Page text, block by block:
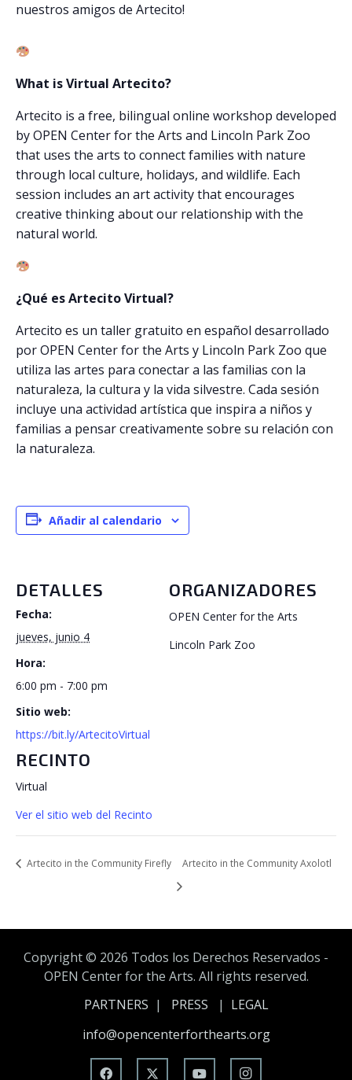
nuestros amigos de Artecito!
What is Virtual Artecito?
Artecito is a free, bilingual online workshop developed
by OPEN Center for the Arts and Lincoln Park Zoo
that uses the arts to connect families with nature
through local culture, holidays, and wildlife. Each
session includes an art activity that encourages
creative thinking about our relationship with the
natural world.
¿Qué es Artecito Virtual?
Artecito es un taller gratuito en español desarrollado
por OPEN Center for the Arts y Lincoln Park Zoo que
utiliza las artes para conectar a las familias con la
naturaleza, la cultura y la vida silvestre. Cada sesión
incluye una actividad artística que inspira a niños y
familias a pensar creativamente sobre su relación con
la naturaleza.
Añadir al calendario
DETALLES
Fecha:
jueves, junio 4
Hora:
6:00 pm - 7:00 pm
Sitio web:
https://bit.ly/ArtecitoVirtual
RECINTO
Virtual
Ver el sitio web del Recinto
ORGANIZADORES
OPEN Center for the Arts
Lincoln Park Zoo
Artecito in the Community Firefly Artecito in the Community Axolotl
Copyright © 2026 Todos los Derechos Reservados -
OPEN Center for the Arts. All rights reserved.
PARTNERS | PRESS | LEGAL
info@opencenterforthearts.org